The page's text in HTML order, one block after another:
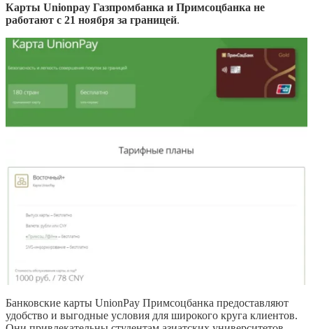
Карты Unionpay Газпромбанка и Примсоцбанка не
работают с 21 ноября за границей.
Банковские карты UnionPay Примсоцбанка предоставляют
удобство и выгодные условия для широкого круга клиентов.